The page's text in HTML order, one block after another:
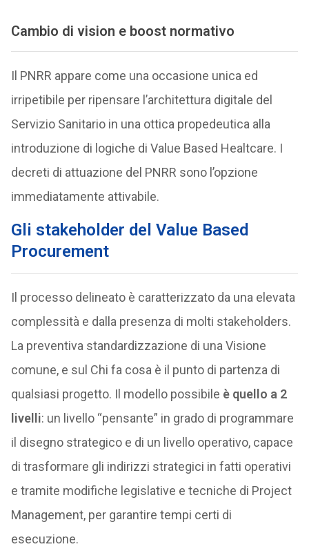
Cambio di vision e boost normativo
Il PNRR appare come una occasione unica ed
irripetibile per ripensare l’architettura digitale del
Servizio Sanitario in una ottica propedeutica alla
introduzione di logiche di Value Based Healtcare. I
decreti di attuazione del PNRR sono l’opzione
immediatamente attivabile.
Gli stakeholder del Value Based
Procurement
Il processo delineato è caratterizzato da una elevata
complessità e dalla presenza di molti stakeholders.
La preventiva standardizzazione di una Visione
comune, e sul Chi fa cosa è il punto di partenza di
qualsiasi progetto. Il modello possibile è quello a 2
livelli: un livello “pensante” in grado di programmare
il disegno strategico e di un livello operativo, capace
di trasformare gli indirizzi strategici in fatti operativi
e tramite modifiche legislative e tecniche di Project
Management, per garantire tempi certi di
esecuzione.